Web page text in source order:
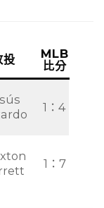
投
MLB
比分
1：4
1：7